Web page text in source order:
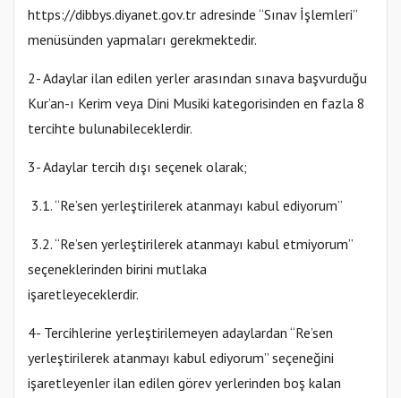
https://dibbys.diyanet.gov.tr adresinde “Sınav İşlemleri”
menüsünden yapmaları gerekmektedir.
2- Adaylar ilan edilen yerler arasından sınava başvurduğu
Kur’an-ı Kerim veya Dini Musiki kategorisinden en fazla 8
tercihte bulunabileceklerdir.
3- Adaylar tercih dışı seçenek olarak;
3.1. “Re’sen yerleştirilerek atanmayı kabul ediyorum”
3.2. “Re’sen yerleştirilerek atanmayı kabul etmiyorum”
seçeneklerinden birini mutlaka
işaretleyeceklerdir.
4- Tercihlerine yerleştirilemeyen adaylardan “Re’sen
yerleştirilerek atanmayı kabul ediyorum” seçeneğini
işaretleyenler ilan edilen görev yerlerinden boş kalan